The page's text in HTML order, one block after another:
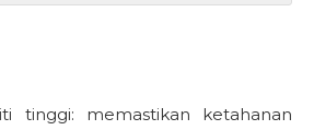
tinggi: memastikan ketahanan